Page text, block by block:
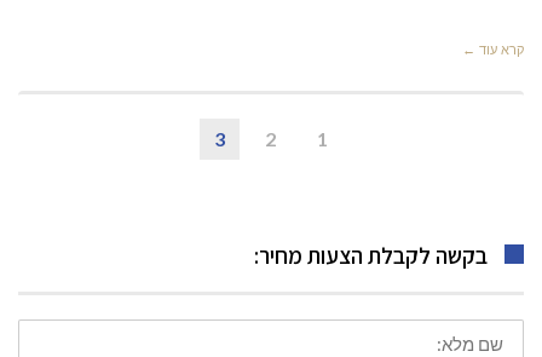
קרא עוד ←
1
2
3
בקשה לקבלת הצעות מחיר:
שם
מלא